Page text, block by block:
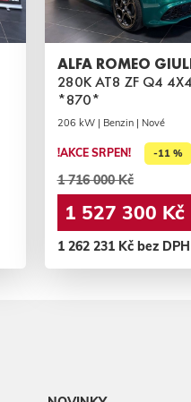
ALFA ROMEO
280K AT8 ZF Q4
*870*
206 kW | Benzin | Nové
!AKCE SRPEN! -11 %
1 716 000 Kč
1 527 300 Kč
1 262 231 Kč bez DPH